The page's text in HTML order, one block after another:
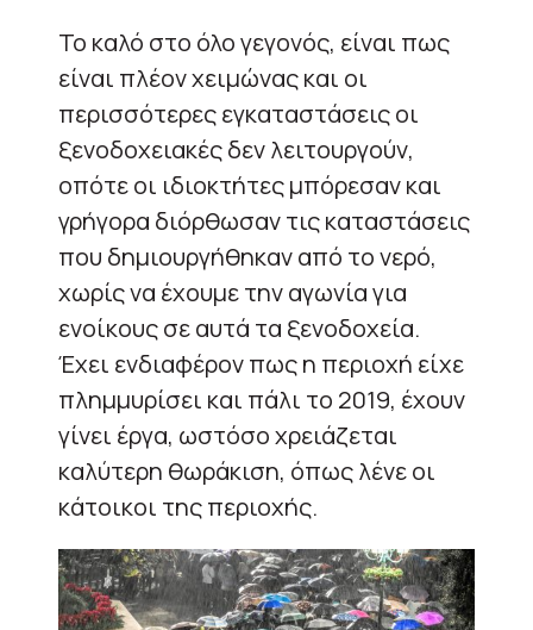
Το καλό στο όλο γεγονός, είναι πως
είναι πλέον χειμώνας και οι
περισσότερες εγκαταστάσεις οι
ξενοδοχειακές δεν λειτουργούν,
οπότε οι ιδιοκτήτες μπόρεσαν και
γρήγορα διόρθωσαν τις καταστάσεις
που δημιουργήθηκαν από το νερό,
χωρίς να έχουμε την αγωνία για
ενοίκους σε αυτά τα ξενοδοχεία.
Έχει ενδιαφέρον πως η περιοχή είχε
πλημμυρίσει και πάλι το 2019, έχουν
γίνει έργα, ωστόσο χρειάζεται
καλύτερη θωράκιση, όπως λένε οι
κάτοικοι της περιοχής.